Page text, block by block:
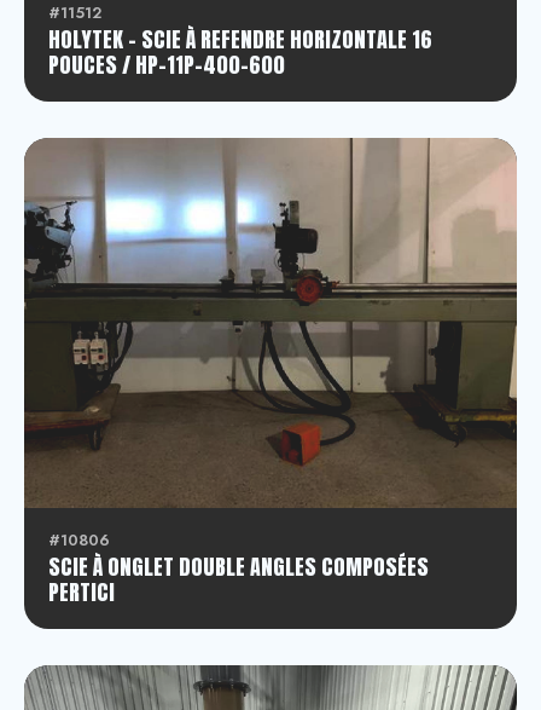
Déligneuse multiple à lame mobile
#11512
HOLYTEK - SCIE À REFENDRE HORIZONTALE 16
POUCES / HP-11P-400-600
#10806
SCIE À ONGLET DOUBLE ANGLES COMPOSÉES
PERTICI